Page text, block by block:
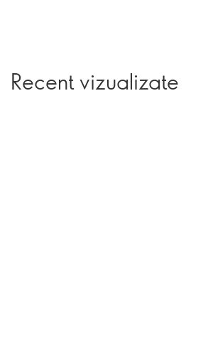
Recent vizualizate